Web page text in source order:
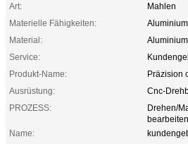
Art:
Mahlen
Materielle Fähigkeiten:
Aluminium
Material:
Aluminium
Service:
Produkt-Name:
Präzision
Ausrüstung:
Cnc-
PROZESS:
Drehen/
Name: